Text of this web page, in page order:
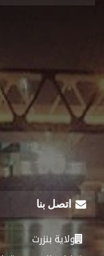
اتصل بنا
ولاية بنزرت